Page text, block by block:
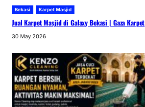
Bekasi Karpet Masjid
Jual Karpet Masjid di Galaxy Bekasi | Gaza Karpet
30 May 2026